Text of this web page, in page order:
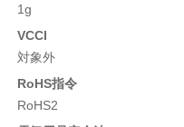
1g
VCCI
対象外
RoHS指令
RoHS2